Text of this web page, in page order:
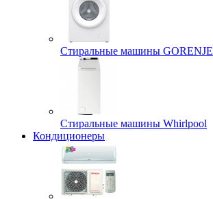
Стиральные машины GORENJE
Стиральные машины Whirlpool
Кондиционеры